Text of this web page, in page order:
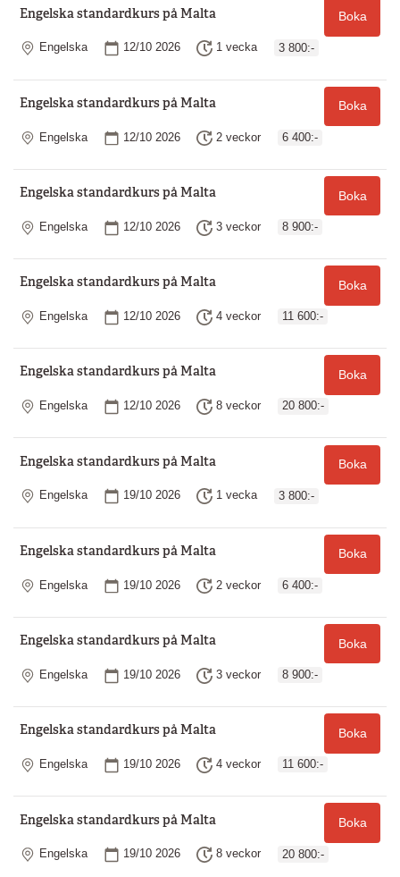
Engelska standardkurs på Malta Boka
Plats
Engelska Startdatum
12/10 2026 Längd
1 vecka 3 800:-
Engelska standardkurs på Malta Boka
Plats
Engelska Startdatum
12/10 2026 Längd
2 veckor 6 400:-
Engelska standardkurs på Malta Boka
Plats
Engelska Startdatum
12/10 2026 Längd
3 veckor 8 900:-
Engelska standardkurs på Malta Boka
Plats
Engelska Startdatum
12/10 2026 Längd
4 veckor 11 600:-
Engelska standardkurs på Malta Boka
Plats
Engelska Startdatum
12/10 2026 Längd
8 veckor 20 800:-
Engelska standardkurs på Malta Boka
Plats
Engelska Startdatum
19/10 2026 Längd
1 vecka 3 800:-
Engelska standardkurs på Malta Boka
Plats
Engelska Startdatum
19/10 2026 Längd
2 veckor 6 400:-
Engelska standardkurs på Malta Boka
Plats
Engelska Startdatum
19/10 2026 Längd
3 veckor 8 900:-
Engelska standardkurs på Malta Boka
Plats
Engelska Startdatum
19/10 2026 Längd
4 veckor 11 600:-
Engelska standardkurs på Malta Boka
Plats
Engelska Startdatum
19/10 2026 Längd
8 veckor 20 800:-